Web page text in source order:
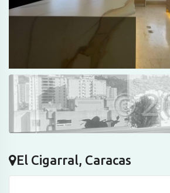
El Cigarral, Caracas